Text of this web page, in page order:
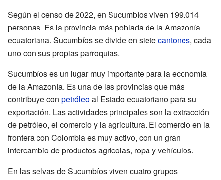
Según el censo de 2022, en Sucumbíos viven 199.014
personas. Es la provincia más poblada de la Amazonía
ecuatoriana. Sucumbíos se divide en sietecantones, cada
uno con sus propias parroquias.
Sucumbíos es un lugar muy importante para la economía
de la Amazonía. Es una de las provincias que más
contribuye con petróleoal Estado ecuatoriano para su
exportación. Las actividades principales son la extracción
de petróleo, el comercio y la agricultura. El comercio en la
frontera con Colombia es muy activo, con un gran
intercambio de productos agrícolas, ropa y vehículos.
En las selvas de Sucumbíos viven cuatro grupos